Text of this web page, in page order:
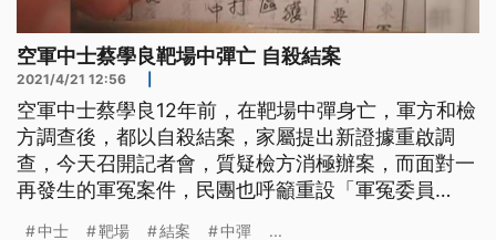
空軍中士蔡學良靶場中彈亡 自殺結案
2021/4/21 12:56
空軍中士蔡學良12年前，在靶場中彈身亡，軍方和檢
方調查後，都以自殺結案，家屬提出新證據重啟調
查，今天召開記者會，質疑檢方消極辦案，而面對一
再發生的軍冤案件，民團也呼籲重設「軍冤委員
中士 靶場 結案 中彈 ...